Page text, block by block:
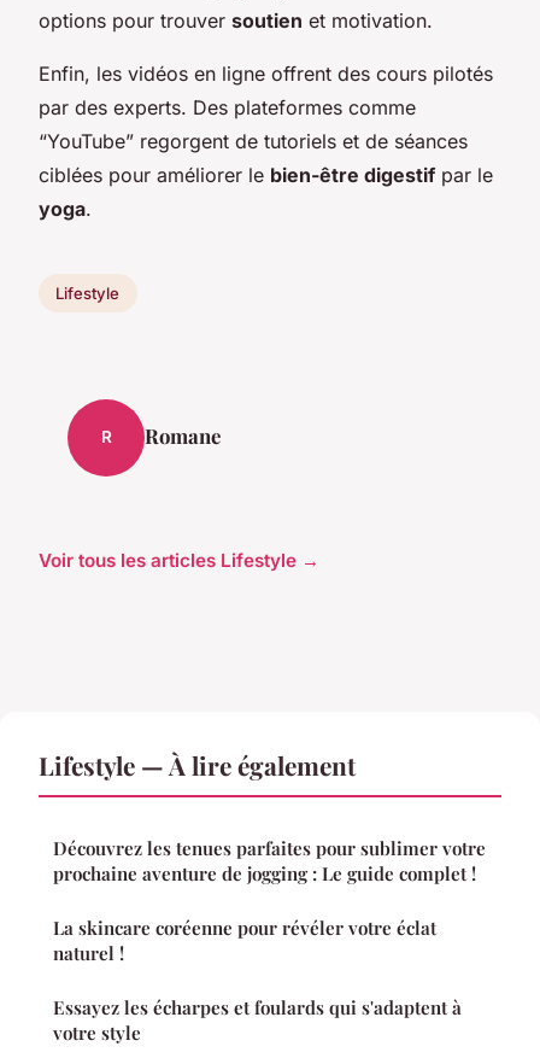
options pour trouver soutien et motivation.
Enfin, les vidéos en ligne offrent des cours pilotés
par des experts. Des plateformes comme
“YouTube” regorgent de tutoriels et de séances
ciblées pour améliorer le bien-être digestif par le
yoga.
Lifestyle
R Romane
Voir tous les articles Lifestyle →
Lifestyle — À lire également
Découvrez les tenues parfaites pour sublimer votre
prochaine aventure de jogging : Le guide complet !
La skincare coréenne pour révéler votre éclat
naturel !
Essayez les écharpes et foulards qui s'adaptent à
votre style